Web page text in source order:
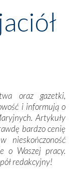
bitwie o
a zarazem
dzieł,
o detale,
pracowitością
– Łucji
Marto.
Drogę
odwiedziliśmy
świece
nam przez
oraz gazetki,
i informują o
Artykuły
bardzo cenię
o Waszej pracy.
redakcyjny!